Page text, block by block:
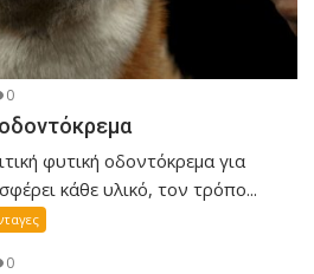
0
φυτική οδοντόκρεμα για
κάθε υλικό, τον τρόπο...
0